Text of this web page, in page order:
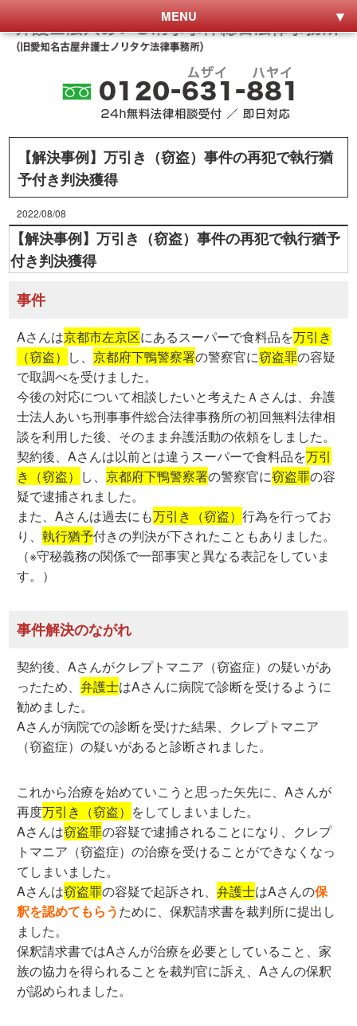
MENU
【解決事例】万引き（窃盗）事件の再犯で執行猶
予付き判決獲得
2022/08/08
【解決事例】万引き（窃盗）事件の再犯で執行猶予
付き判決獲得
事件
Aさんは京都市左京区にあるスーパーで食料品を万引き
（窃盗） し、京都府下鴨警察署の警察官に窃盗罪の容疑
で取調べを受けました。
今後の対応について相談したいと考えたＡさんは、弁護
士法人あいち刑事事件総合法律事務所の初回無料法律相
談を利用した後、そのまま弁護活動の依頼をしました。
契約後、Aさんは以前とは違うスーパーで食料品を万引
き（窃盗） し、京都府下鴨警察署の警察官に窃盗罪の容
疑で逮捕されました。
また、Aさんは過去にも万引き（窃盗）行為を行ってお
り、執行猶予付きの判決が下されたこともありました。
（※守秘義務の関係で一部事実と異なる表記をしていま
す。）
事件解決のながれ
契約後、Aさんがクレプトマニア（窃盗症）の疑いがあ
ったため、弁護士はAさんに病院で診断を受けるように
勧めました。
Aさんが病院での診断を受けた結果、クレプトマニア
（窃盗症）の疑いがあると診断されました。
これから治療を始めていこうと思った矢先に、Aさんが
再度万引き（窃盗） をしてしまいました。
Aさんは窃盗罪の容疑で逮捕されることになり、クレプ
トマニア（窃盗症）の治療を受けることができなくなっ
てしまいました。
Aさんは窃盗罪の容疑で起訴され、弁護士はAさんの保
釈を認めてもらうために、保釈請求書を裁判所に提出し
ました。
保釈請求書ではAさんが治療を必要としていること、家
族の協力を得られることを裁判官に訴え、Aさんの保釈
が認められました。